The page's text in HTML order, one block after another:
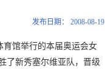
发布日期： 2008-08-19
馆举行的本届奥运会女
了新秀塞尔维亚队，晋级